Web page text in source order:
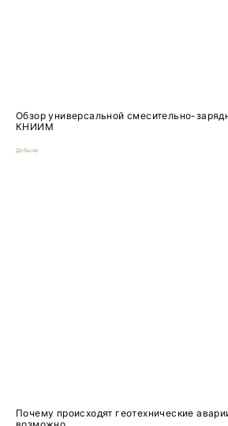
Обзор универсальной смесительно-
КНИИМ
Добыча
Почему происходят геотехнические